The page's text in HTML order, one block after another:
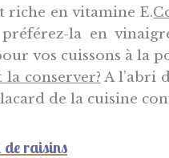
riche en vitamine E.
la en
vos cuissons à la
conserver? A l’abri
de la cuisine
de raisins